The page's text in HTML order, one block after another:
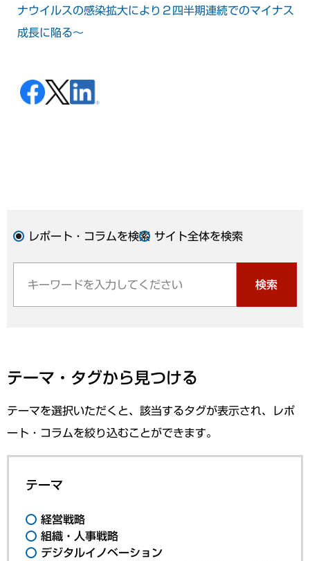
ナウイルスの感染拡大により２四半期連続でのマイナス
成長に陥る～
レポート・コラムを検索 サイト全体を検索
検索
テーマ・タグから見つける
テーマを選択いただくと、該当するタグが表示され、レポ
ート・コラムを絞り込むことができます。
テーマ
経営戦略
組織・人事戦略
デジタルイノベーション